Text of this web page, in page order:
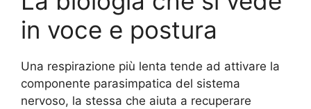
in voce e postura
Una respirazione più lenta tende ad attivare la
componente parasimpatica del sistema
nervoso, la stessa che aiuta a recuperare